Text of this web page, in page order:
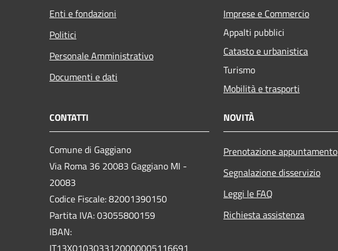
Enti e fondazioni
Politici
Personale Amministrativo
Documenti e dati
Imprese e Commercio
Appalti pubblici
Catasto e urbanistica
Turismo
Mobilità e trasporti
CONTATTI
Comune di Gaggiano
Via Roma 36 20083 Gaggiano MI -
20083
Codice Fiscale: 82001390150
Partita IVA: 03055800159
IBAN:
IT13X0103033120000005116691
NOVITÀ
Prenotazione appuntamento
Segnalazione disservizio
Leggi le FAQ
Richiesta assistenza